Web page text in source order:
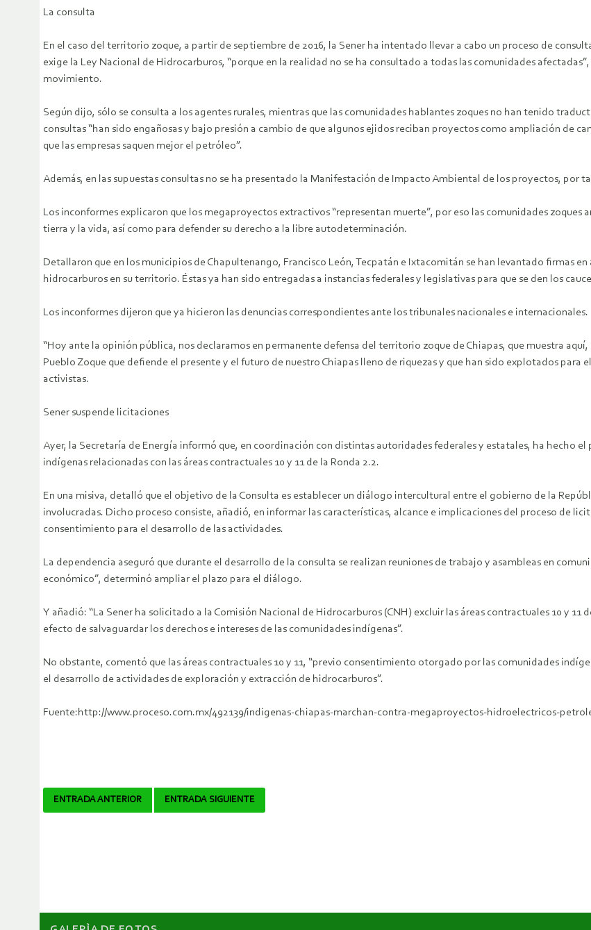
La consulta
En el caso del territorio zoque, a partir de septiembre de 2016, la Sener ha intentado llevar a cabo un proceso de
exige la Ley Nacional de Hidrocarburos, “porque en la realidad no se ha consultado a todas las comunidades
movimiento.
Según dijo, sólo se consulta a los agentes rurales, mientras que las comunidades hablantes zoques no han tenido
consultas “han sido engañosas y bajo presión a cambio de que algunos ejidos reciban proyectos como ampliación de
que las empresas saquen mejor el petróleo”.
Además, en las supuestas consultas no se ha presentado la Manifestación de Impacto Ambiental de los proyectos, por
Los inconformes explicaron que los megaproyectos extractivos “representan muerte”, por eso las comunidades zoques
tierra y la vida, así como para defender su derecho a la libre autodeterminación.
Detallaron que en los municipios de Chapultenango, Francisco León, Tecpatán e Ixtacomitán se han levantado firmas
hidrocarburos en su territorio. Éstas ya han sido entregadas a instancias federales y legislativas para que se den los
Los inconformes dijeron que ya hicieron las denuncias correspondientes ante los tribunales nacionales e internacionales.
“Hoy ante la opinión pública, nos declaramos en permanente defensa del territorio zoque de Chiapas, que muestra
Pueblo Zoque que defiende el presente y el futuro de nuestro Chiapas lleno de riquezas y que han sido explotados para
activistas.
Sener suspende licitaciones
Ayer, la Secretaría de Energía informó que, en coordinación con distintas autoridades federales y estatales, ha hecho
indígenas relacionadas con las áreas contractuales 10 y 11 de la Ronda 2.2.
En una misiva, detalló que el objetivo de la Consulta es establecer un diálogo intercultural entre el gobierno de la
involucradas. Dicho proceso consiste, añadió, en informar las características, alcance e implicaciones del proceso de
consentimiento para el desarrollo de las actividades.
La dependencia aseguró que durante el desarrollo de la consulta se realizan reuniones de trabajo y asambleas en
económico”, determinó ampliar el plazo para el diálogo.
Y añadió: “La Sener ha solicitado a la Comisión Nacional de Hidrocarburos (CNH) excluir las áreas contractuales 10 y 11
efecto de salvaguardar los derechos e intereses de las comunidades indígenas”.
No obstante, comentó que las áreas contractuales 10 y 11, “previo consentimiento otorgado por las comunidades
el desarrollo de actividades de exploración y extracción de hidrocarburos”.
Fuente:http://www.proceso.com.mx/492139/indigenas-chiapas-marchan-contra-megaproyectos-hidroelectricos-
Navegador
ENTRADA ANTERIOR ENTRADA SIGUIENTE